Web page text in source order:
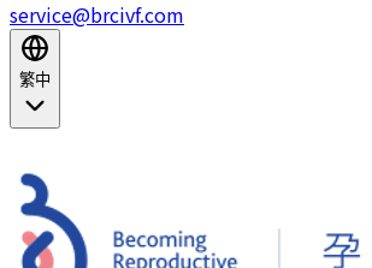
service@brcivf.com
繁中